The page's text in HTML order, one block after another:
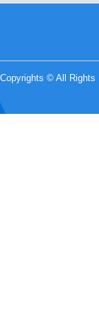
Copyrights © All Rights